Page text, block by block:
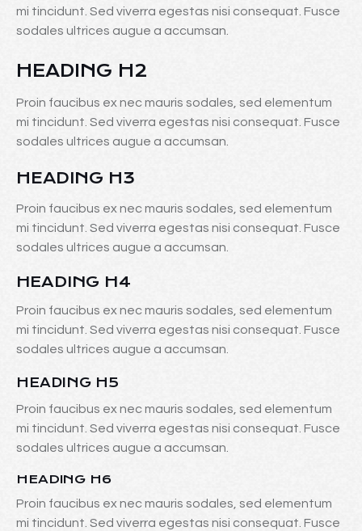
mi tincidunt. Sed viverra egestas nisi consequat. Fusce
sodales ultrices augue a accumsan.
HEADING H2
Proin faucibus ex nec mauris sodales, sed elementum
mi tincidunt. Sed viverra egestas nisi consequat. Fusce
sodales ultrices augue a accumsan.
HEADING H3
Proin faucibus ex nec mauris sodales, sed elementum
mi tincidunt. Sed viverra egestas nisi consequat. Fusce
sodales ultrices augue a accumsan.
HEADING H4
Proin faucibus ex nec mauris sodales, sed elementum
mi tincidunt. Sed viverra egestas nisi consequat. Fusce
sodales ultrices augue a accumsan.
HEADING H5
Proin faucibus ex nec mauris sodales, sed elementum
mi tincidunt. Sed viverra egestas nisi consequat. Fusce
sodales ultrices augue a accumsan.
HEADING H6
Proin faucibus ex nec mauris sodales, sed elementum
mi tincidunt. Sed viverra egestas nisi consequat. Fusce